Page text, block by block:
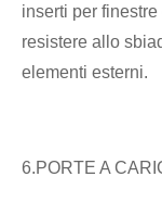
inserti per
resistere allo
elementi esterni.
6.PORTE A